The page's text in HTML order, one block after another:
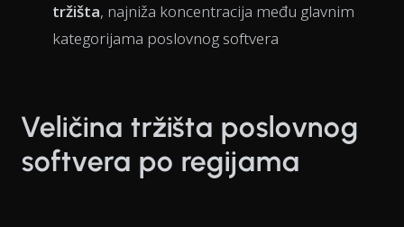
tržišta, najniža koncentracija među glavnim
kategorijama poslovnog softvera
Veličina tržišta poslovnog
softvera po regijama